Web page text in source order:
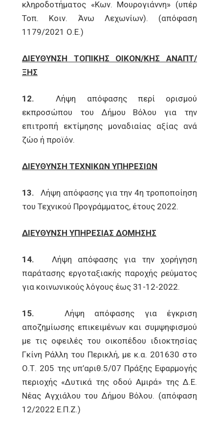
κληροδοτήματος «Κων. Μουρογιάννη» (υπέρ
Τοπ. Κοιν. Άνω Λεχωνίων). (απόφαση
1179/2021 Ο.Ε.)
ΔΙΕΥΘΥΝΣΗ ΤΟΠΙΚΗΣ ΟΙΚΟΝ/ΚΗΣ ΑΝΑΠΤ/
ΞΗΣ
12.Λήψη απόφασης περί ορισμού
εκπροσώπου του Δήμου Βόλου για την
επιτροπή εκτίμησης μοναδιαίας αξίας ανά
ζώο ή προϊόν.
ΔΙΕΥΘΥΝΣΗ ΤΕΧΝΙΚΩΝ ΥΠΗΡΕΣΙΩΝ
13.Λήψη απόφασης για την 4η τροποποίηση
του Τεχνικού Προγράμματος, έτους 2022.
ΔΙΕΥΘΥΝΣΗ ΥΠΗΡΕΣΙΑΣ ΔΟΜΗΣΗΣ
14.
Λήψη απόφασης για την χορήγηση
παράτασης εργοταξιακής παροχής ρεύματος
για κοινωνικούς λόγους έως 31-12-2022.
15.
Λήψη απόφασης για έγκριση
αποζημίωσης επικειμένων και συμψηφισμού
με τις οφειλές του οικοπέδου ιδιοκτησίας
Γκίνη Ράλλη του Περικλή, με κ.α. 201630 στο
Ο.Τ. 205 της υπ’αριθ.5/07 Πράξης Εφαρμογής
περιοχής «Δυτικά της οδού Αμιρά» της Δ.Ε.
Νέας Αγχιάλου του Δήμου Βόλου. (απόφαση
12/2022 Ε.Π.Ζ.)